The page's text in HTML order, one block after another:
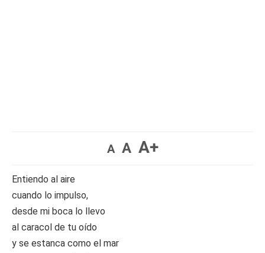
A A A+
Entiendo al aire
cuando lo impulso,
desde mi boca lo llevo
al caracol de tu oído
y se estanca como el mar